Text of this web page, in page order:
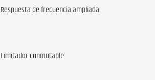
Respuesta de frecuencia ampliada
Limitador conmutable